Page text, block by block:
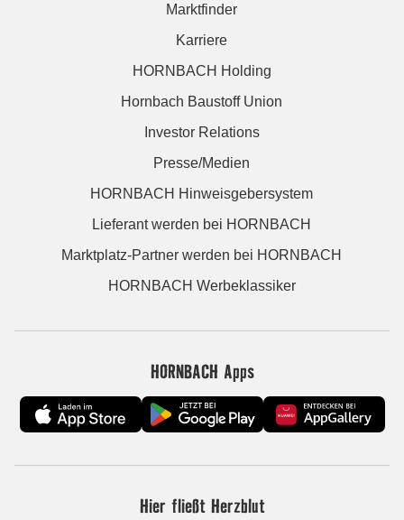
Marktfinder
Karriere
HORNBACH Holding
Hornbach Baustoff Union
Investor Relations
Presse/Medien
HORNBACH Hinweisgebersystem
Lieferant werden bei HORNBACH
Marktplatz-Partner werden bei HORNBACH
HORNBACH Werbeklassiker
HORNBACH Apps
Hier fließt Herzblut